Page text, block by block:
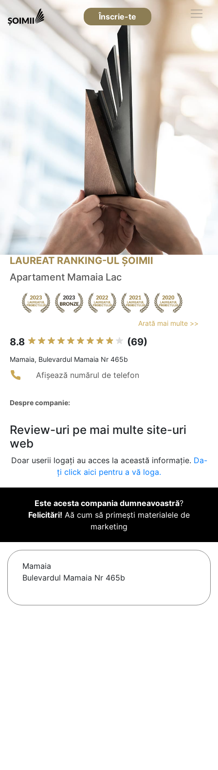
Înscrie-te
LAUREAT RANKING-UL ȘOIMII
Apartament Mamaia Lac
Arată mai multe >>
8.8 (69)
Mamaia, Bulevardul Mamaia Nr 465b
Afișează numărul de telefon
Despre companie:
Review-uri pe mai multe site-uri
web
Doar userii logați au acces la această informație. Da-
ți click aici pentru a vă loga.
Este acesta compania dumneavoastră?
Felicitări! Aă cum să primești materialele de
marketing
Mamaia
Bulevardul Mamaia Nr 465b